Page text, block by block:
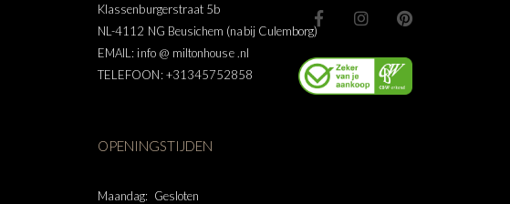
Klassenburgerstraat 5b
NL-4112 NG Beusichem (nabij Culemborg)
EMAIL: info @ miltonhouse .nl
TELEFOON: +31345752858
OPENINGSTIJDEN
Maandag: Gesloten